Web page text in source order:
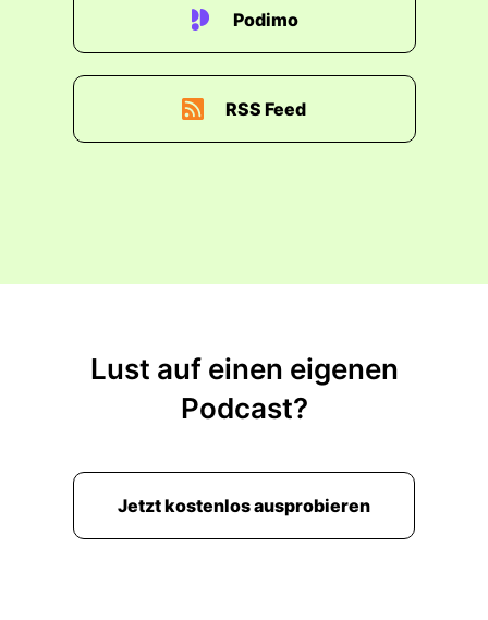
00:00:59: Wenn die begeistert sind,
alle anderen begeistert.
00:01:05: (Dynamische Musik)
00:01:17: Nico Rosberg, er geht mit einem neuen
Projekt an den Start.
00:01:24: Sein Ziel, internationale Investoren mit
den besten Start-ups
Podimo
RSS Feed
Lust auf einen eigenen
Podcast?
Jetzt kostenlos ausprobieren